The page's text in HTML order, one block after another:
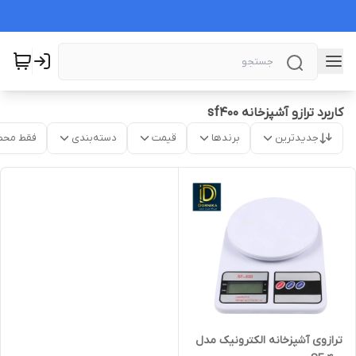
کاربرد ترازو آشپزخانه sf400
جدیدترین برندها قیمت دسته‌بندی فقط
ترازوی آشپزخانه الکترونیک مدل